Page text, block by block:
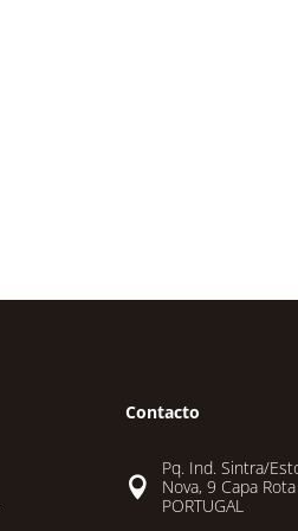
Contacto

Pq. Ind. Sintra/
Nova, 9 Capa
PORTUGAL